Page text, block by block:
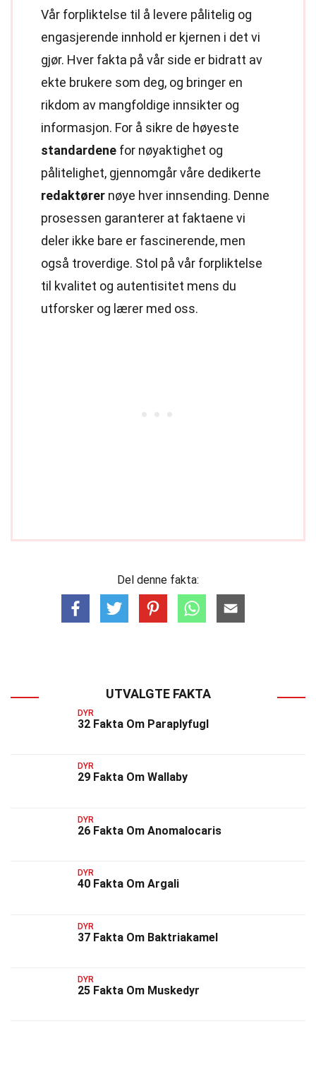
Vår forpliktelse til å levere pålitelig og
engasjerende innhold er kjernen i det vi
gjør. Hver fakta på vår side er bidratt av
ekte brukere som deg, og bringer en
rikdom av mangfoldige innsikter og
informasjon. For å sikre de høyeste
standardene for nøyaktighet og
pålitelighet, gjennomgår våre dedikerte
redaktører nøye hver innsending. Denne
prosessen garanterer at faktaene vi
deler ikke bare er fascinerende, men
også troverdige. Stol på vår forpliktelse
til kvalitet og autentisitet mens du
utforsker og lærer med oss.
Del denne fakta:
UTVALGTE FAKTA
DYR
32 Fakta Om Paraplyfugl
DYR
29 Fakta Om Wallaby
DYR
26 Fakta Om Anomalocaris
DYR
40 Fakta Om Argali
DYR
37 Fakta Om Baktriakamel
DYR
25 Fakta Om Muskedyr